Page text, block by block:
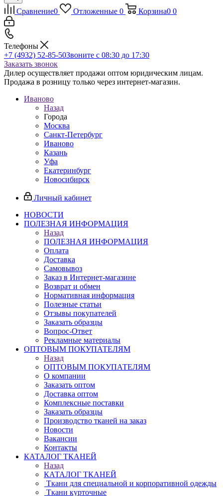
Сравнение0 Отложенные 0 Корзина0 0
Телефоны
+7 (4932) 52-85-50Звоните с 08:30 до 17:30
Заказать звонок
Дилер осуществляет продажи оптом юридическим лицам.
Продажа в розницу только через интернет-магазин.
Иваново
Назад
Города
Москва
Санкт-Петербург
Иваново
Казань
Уфа
Екатеринбург
Новосибирск
Личный кабинет
НОВОСТИ
ПОЛЕЗНАЯ ИНФОРМАЦИЯ
Назад
ПОЛЕЗНАЯ ИНФОРМАЦИЯ
Оплата
Доставка
Самовывоз
Заказ в Интернет-магазине
Возврат и обмен
Нормативная информация
Полезные статьи
Отзывы покупателей
Заказать образцы
Вопрос-Ответ
Рекламные материалы
ОПТОВЫМ ПОКУПАТЕЛЯМ
Назад
ОПТОВЫМ ПОКУПАТЕЛЯМ
О компании
Заказать оптом
Доставка оптом
Комплексные поставки
Заказать образцы
Производство тканей на заказ
Новости
Вакансии
Контакты
КАТАЛОГ ТКАНЕЙ
Назад
КАТАЛОГ ТКАНЕЙ
Ткани для специальной и корпоративной одежды
Ткани курточные